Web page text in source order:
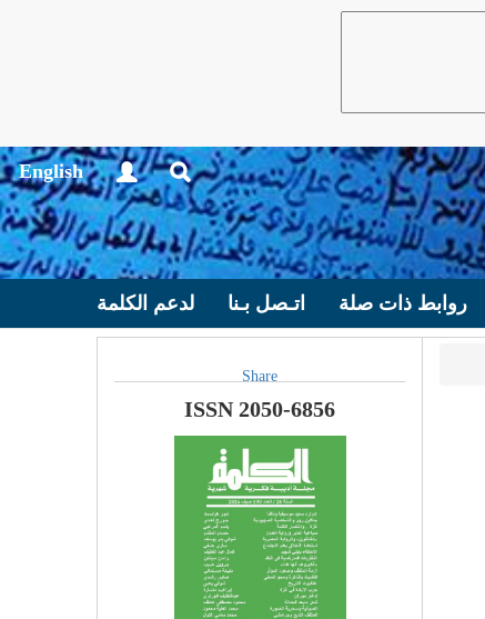
English
روابط ذات صلة اتـصل بـنا لدعم الكلمة
Share
ISSN 2050-6856